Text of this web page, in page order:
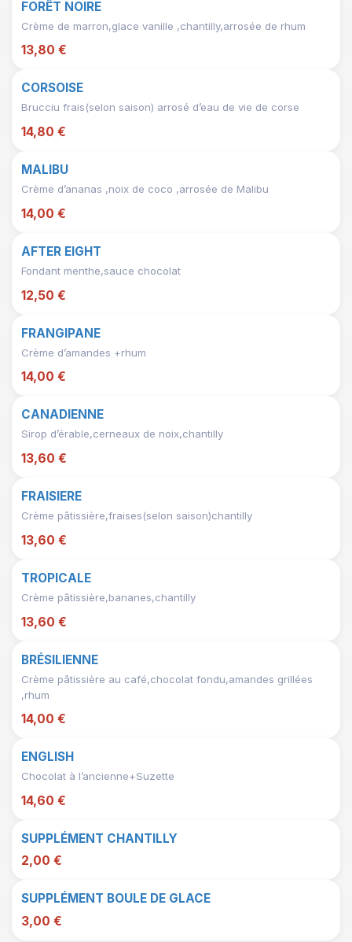
FORÊT NOIRE
Crème de marron,glace vanille ,chantilly,arrosée de rhum
13,80 €
CORSOISE
Brucciu frais(selon saison) arrosé d’eau de vie de corse
14,80 €
MALIBU
Crème d’ananas ,noix de coco ,arrosée de Malibu
14,00 €
AFTER EIGHT
Fondant menthe,sauce chocolat
12,50 €
FRANGIPANE
Crème d’amandes +rhum
14,00 €
CANADIENNE
Sirop d’érable,cerneaux de noix,chantilly
13,60 €
FRAISIERE
Crème pâtissière,fraises(selon saison)chantilly
13,60 €
TROPICALE
Crème pâtissière,bananes,chantilly
13,60 €
BRÉSILIENNE
Crème pâtissière au café,chocolat fondu,amandes grillées
,rhum
14,00 €
ENGLISH
Chocolat à l’ancienne+Suzette
14,60 €
SUPPLÉMENT CHANTILLY
2,00 €
SUPPLÉMENT BOULE DE GLACE
3,00 €